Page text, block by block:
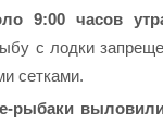
9:00 часов
с лодки
сетками.
рыбаки